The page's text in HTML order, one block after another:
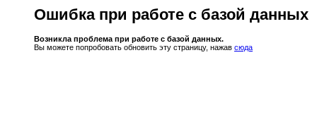
Ошибка при работе с базой данных
Возникла проблема при работе с базой данных.
Вы можете попробовать обновить эту страницу, нажав сюда